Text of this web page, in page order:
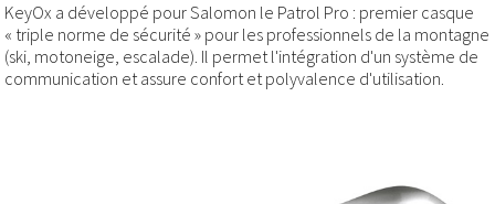
KeyOx a développé pour Salomon le Patrol Pro : premier casque
« triple norme de sécurité » pour les professionnels de la montagne
(ski, motoneige, escalade). Il permet l'intégration d'un système de
communication et assure confort et polyvalence d'utilisation.